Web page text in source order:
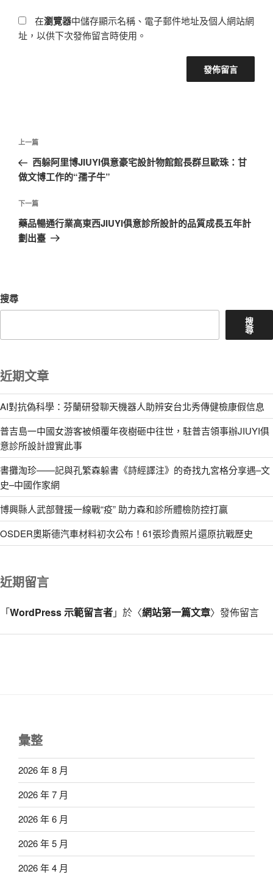
在瀏覽器中儲存顯示名稱、電子郵件地址及個人網站網
址，以供下次發佈留言時使用。
文
導
覽
上
一
篇
章
上一篇
西躲阿里博JIUYI俱意豪宅設計物館館長群旦歐珠：甘
做文博工作的“孺子牛”
下
一
篇
下一篇
藥品暢通行業高東西JIUYI俱意診所設計的品質成長五年計
劃出臺
搜尋
搜
尋
近期文章
AI對抗偽科學：芬蘭研發聊天機器人助辨安台北秀傳健檢康假信息
普吉島一中國女游客被傾覆年夜樹砸中往世，駐普吉領事辦JIUYI俱
意診所設計證實此事
書攤淘珍——記與孔繁森躲書《詩經譯注》的奇找九宮格分享遇–文
史–中國作家網
博興縣人武部聲援一線戰“疫” 助力森和診所體檢防控打贏
OSDER奧斯德汽車材料初次公布！61張珍貴照片還原抗戰歷史
近期留言
「WordPress 示範留言者」於〈網站第一篇文章〉發佈留言
彙整
2026 年 8 月
2026 年 7 月
2026 年 6 月
2026 年 5 月
2026 年 4 月